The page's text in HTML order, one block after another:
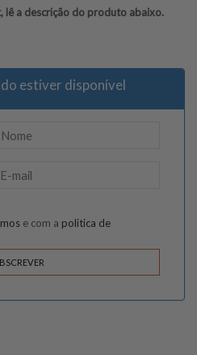
lê a descrição do produto abaixo.
estiver disponível
e com a politica de